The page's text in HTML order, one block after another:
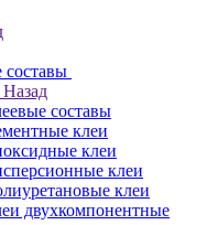
составы
Назад
составы
клеи
клеи
клеи
клеи
двухкомпонентные